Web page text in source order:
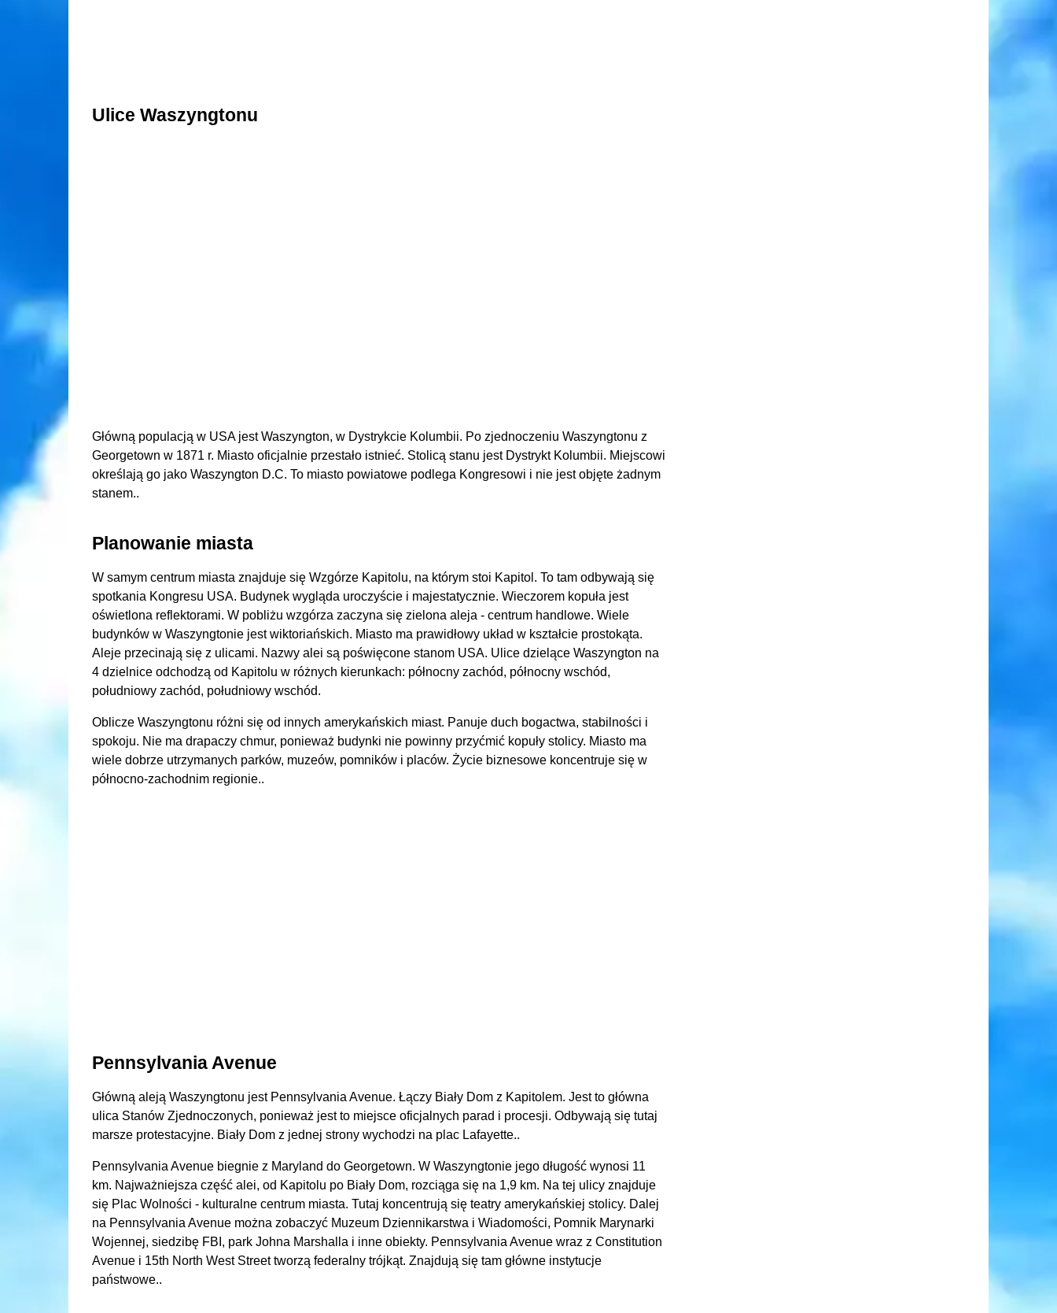
Ulice Waszyngtonu
Główną populacją w USA jest Waszyngton, w Dystrykcie Kolumbii. Po zjednoczeniu Waszyngtonu z
Georgetown w 1871 r. Miasto oficjalnie przestało istnieć. Stolicą stanu jest Dystrykt Kolumbii. Miejscowi
określają go jako Waszyngton D.C. To miasto powiatowe podlega Kongresowi i nie jest objęte żadnym
stanem..
Planowanie miasta
W samym centrum miasta znajduje się Wzgórze Kapitolu, na którym stoi Kapitol. To tam odbywają się
spotkania Kongresu USA. Budynek wygląda uroczyście i majestatycznie. Wieczorem kopuła jest
oświetlona reflektorami. W pobliżu wzgórza zaczyna się zielona aleja - centrum handlowe. Wiele
budynków w Waszyngtonie jest wiktoriańskich. Miasto ma prawidłowy układ w kształcie prostokąta.
Aleje przecinają się z ulicami. Nazwy alei są poświęcone stanom USA. Ulice dzielące Waszyngton na
4 dzielnice odchodzą od Kapitolu w różnych kierunkach: północny zachód, północny wschód,
południowy zachód, południowy wschód.
Oblicze Waszyngtonu różni się od innych amerykańskich miast. Panuje duch bogactwa, stabilności i
spokoju. Nie ma drapaczy chmur, ponieważ budynki nie powinny przyćmić kopuły stolicy. Miasto ma
wiele dobrze utrzymanych parków, muzeów, pomników i placów. Życie biznesowe koncentruje się w
północno-zachodnim regionie..
Pennsylvania Avenue
Główną aleją Waszyngtonu jest Pennsylvania Avenue. Łączy Biały Dom z Kapitolem. Jest to główna
ulica Stanów Zjednoczonych, ponieważ jest to miejsce oficjalnych parad i procesji. Odbywają się tutaj
marsze protestacyjne. Biały Dom z jednej strony wychodzi na plac Lafayette..
Pennsylvania Avenue biegnie z Maryland do Georgetown. W Waszyngtonie jego długość wynosi 11
km. Najważniejsza część alei, od Kapitolu po Biały Dom, rozciąga się na 1,9 km. Na tej ulicy znajduje
się Plac Wolności - kulturalne centrum miasta. Tutaj koncentrują się teatry amerykańskiej stolicy. Dalej
na Pennsylvania Avenue można zobaczyć Muzeum Dziennikarstwa i Wiadomości, Pomnik Marynarki
Wojennej, siedzibę FBI, park Johna Marshalla i inne obiekty. Pennsylvania Avenue wraz z Constitution
Avenue i 15th North West Street tworzą federalny trójkąt. Znajdują się tam główne instytucje
państwowe..